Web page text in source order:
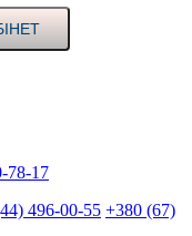
78-17
496-00-55 +380 (67)